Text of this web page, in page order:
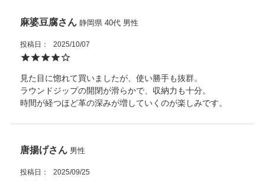
麻婆豆腐 静岡県 40代 男性
投稿日 2025/10/07
見た目に惚れて買いましたが、使い勝手も抜群。
ラウンドジップの開閉が滑らかで、収納力も十分。
時間が経つほど革の深みが増していくのが楽しみです。
唐揚げ 男性
投稿日 2025/09/25